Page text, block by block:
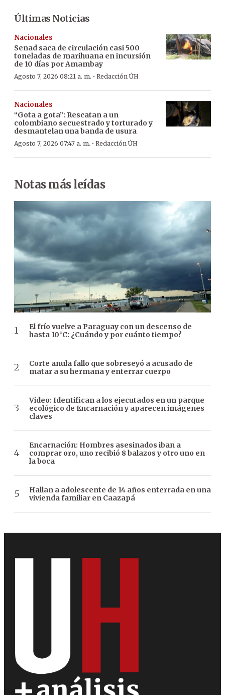
Últimas Noticias
Nacionales
Senad saca de circulación casi 500
toneladas de marihuana en incursión
de 10 días por Amambay
Agosto 7, 2026 08:21 a. m. · Redacción ÚH
Nacionales
“Gota a gota”: Rescatan a un
colombiano secuestrado y torturado y
desmantelan una banda de usura
Agosto 7, 2026 07:47 a. m. · Redacción ÚH
Notas más leídas
El frío vuelve a Paraguay con un descenso de
hasta 10°C: ¿Cuándo y por cuánto tiempo?
Corte anula fallo que sobreseyó a acusado de
matar a su hermana y enterrar cuerpo
Video: Identifican a los ejecutados en un parque
ecológico de Encarnación y aparecen imágenes
claves
Encarnación: Hombres asesinados iban a
comprar oro, uno recibió 8 balazos y otro uno en
la boca
Hallan a adolescente de 14 años enterrada en una
vivienda familiar en Caazapá